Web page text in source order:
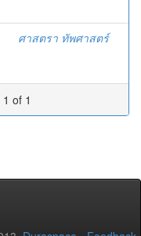
ศาสตรา ทัพศาสตร์
of 1